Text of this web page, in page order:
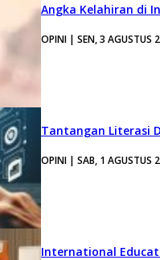
Angka Kelahiran di
OPINI | SEN, 3 AGUSTUS
Tantangan Literasi
OPINI | SAB, 1 AGUSTUS
International